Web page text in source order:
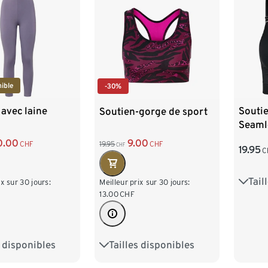
laine
CHF
sur 30 jours:
disponibles
S 36/38
-30%
Soutien-gorge de sport
19.95 CHF 9.00 CHF
Meilleur prix sur 30 jours:
13.00CHF
Tailles disponibles
XS 32/34 S 36/38
19.95
S 36/